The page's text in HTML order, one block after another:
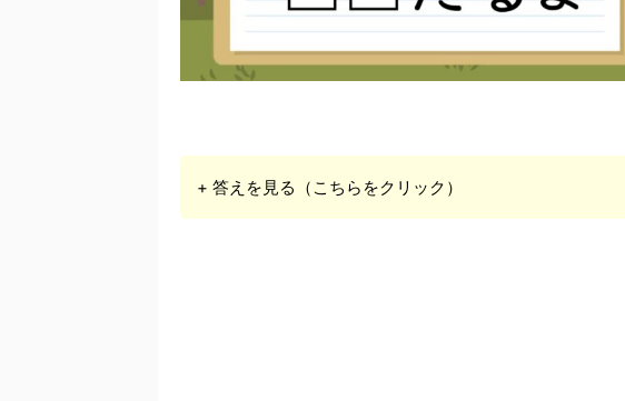
+ 答えを見る（こちらをクリック）